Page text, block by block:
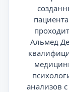
Альмед
анализов